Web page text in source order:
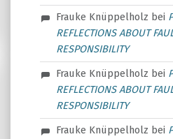
Frauke Knüppelholz bei
REFLECTIONS ABOUT
RESPONSIBILITY
Frauke Knüppelholz bei
REFLECTIONS ABOUT
RESPONSIBILITY
Frauke Knüppelholz bei